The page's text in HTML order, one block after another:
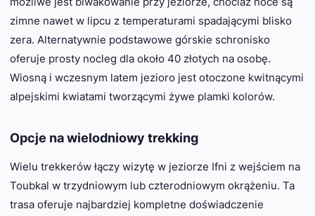
zimne nawet w lipcu z temperaturami spadającymi blisko
zera. Alternatywnie podstawowe górskie schronisko
oferuje prosty nocleg dla około 40 złotych na osobę.
Wiosną i wczesnym latem jezioro jest otoczone kwitnącymi
alpejskimi kwiatami tworzącymi żywe plamki kolorów.
Opcje na wielodniowy trekking
Wielu trekkerów łączy wizytę w jeziorze Ifni z wejściem na
Toubkal w trzydniowym lub czterodniowym okrążeniu. Ta
trasa oferuje najbardziej kompletne doświadczenie